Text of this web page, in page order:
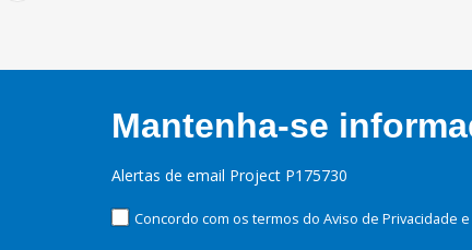
Mantenha-se
Alertas de email Project P175730
Concordo com os termos do Aviso de Privacidade